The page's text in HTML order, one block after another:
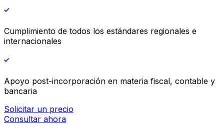
Cumplimiento de todos los estándares regionales e
internacionales
Apoyo post-incorporación en materia fiscal, contable y
bancaria
Solicitar un precio
Consultar ahora